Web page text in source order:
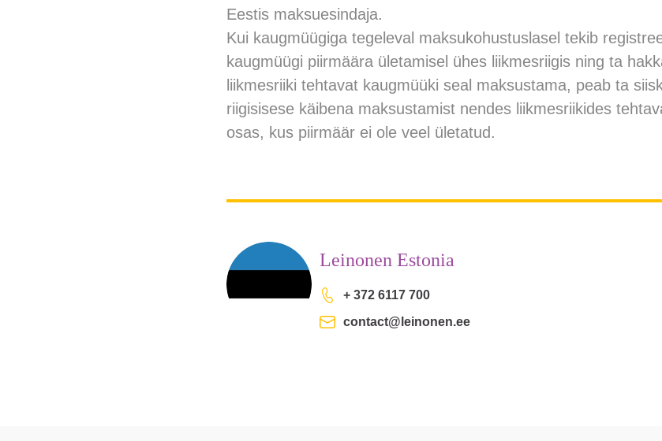
Eestis maksuesindaja.
Kui kaugmüügiga tegeleval maksukohustuslasel tekib
kaugmüügi piirmäära ületamisel ühes liikmesriigis ning ta
liikmesriiki tehtavat kaugmüüki seal maksustama, peab ta
riigisisese käibena maksustamist nendes liikmesriikides
osas, kus piirmäär ei ole veel ületatud.
Leinonen Estonia
+ 372 6117 700
contact@leinonen.ee